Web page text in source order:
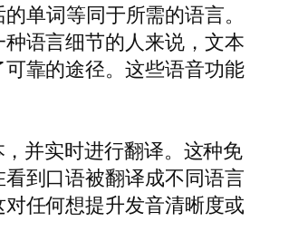
单词等同于所需的语言。
语言细节的人来说，文本
靠的途径。这些语音功能
并实时进行翻译。这种免
到口语被翻译成不同语言
任何想提升发音清晰度或